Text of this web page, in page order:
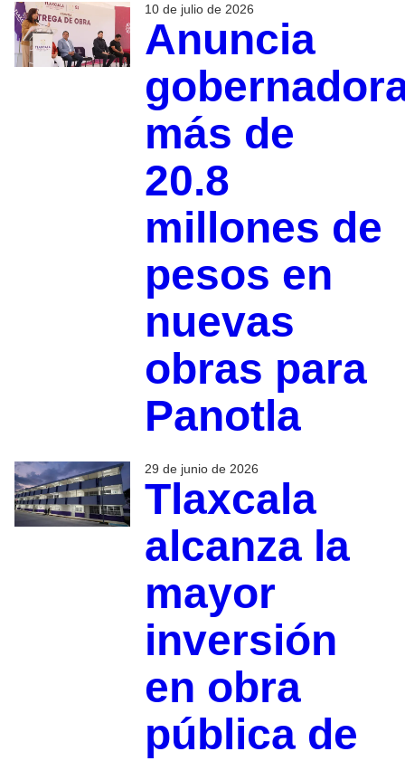
10 de julio de 2026
Anuncia
más de
20.8
millones de
pesos en
nuevas
obras para
Panotla
29 de junio de 2026
Tlaxcala
alcanza la
mayor
inversión
en obra
pública de